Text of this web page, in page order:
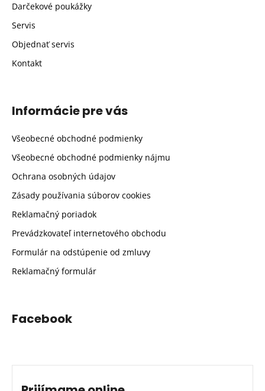
Darčekové poukážky
Servis
Objednať servis
Kontakt
Informácie pre vás
Všeobecné obchodné podmienky
Všeobecné obchodné podmienky nájmu
Ochrana osobných údajov
Zásady používania súborov cookies
Reklamačný poriadok
Prevádzkovateľ internetového obchodu
Formulár na odstúpenie od zmluvy
Reklamačný formulár
Facebook